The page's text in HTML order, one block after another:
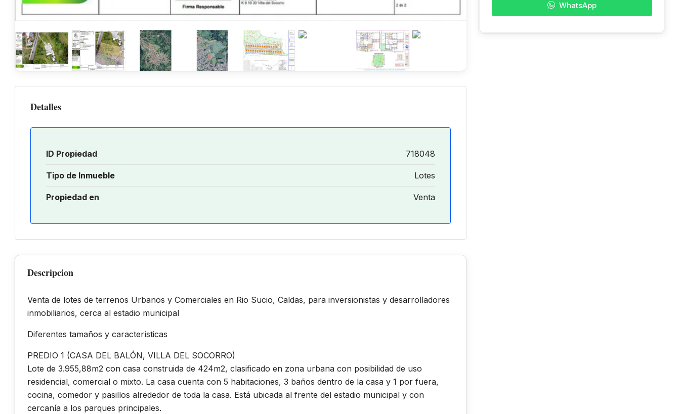
Detalles
ID Propiedad 718048
Tipo de Inmueble Lotes
Propiedad en Venta
Descripcion
Venta de lotes de terrenos Urbanos y Comerciales en Rio Sucio, Caldas, para inversionistas y desarrolladores
inmobiliarios, cerca al estadio municipal
Diferentes tamaños y características
PREDIO 1 (CASA DEL BALÓN, VILLA DEL SOCORRO)
Lote de 3.955,88m2 con casa construida de 424m2, clasificado en zona urbana con posibilidad de uso
residencial, comercial o mixto. La casa cuenta con 5 habitaciones, 3 baños dentro de la casa y 1 por fuera,
cocina, comedor y pasillos alrededor de toda la casa. Está ubicada al frente del estadio municipal y con
cercanía a los parques principales.
WhatsApp